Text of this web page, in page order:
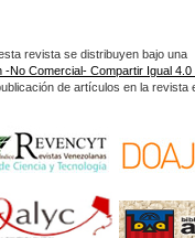
revista se distribuyen bajo una
-No Comercial- Compartir Igual 4.0
de artículos en la revista